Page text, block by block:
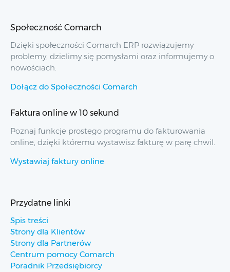
Społeczność Comarch
Dzięki społeczności Comarch ERP rozwiązujemy
problemy, dzielimy się pomysłami oraz informujemy o
nowościach.
Dołącz do Społeczności Comarch
Faktura online w 10 sekund
Poznaj funkcje prostego programu do fakturowania
online, dzięki któremu wystawisz fakturę w parę chwil.
Wystawiaj faktury online
Przydatne linki
Spis treści
Strony dla Klientów
Strony dla Partnerów
Centrum pomocy Comarch
Poradnik Przedsiębiorcy